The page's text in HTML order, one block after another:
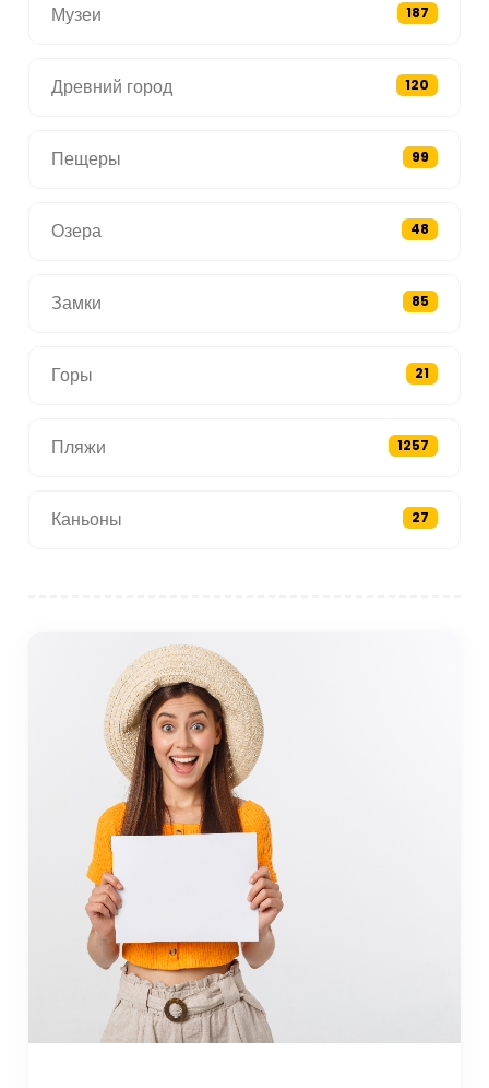
Музеи 187
Древний город 120
Пещеры 99
Озера 48
Замки 85
Горы 21
Пляжи 1257
Каньоны 27